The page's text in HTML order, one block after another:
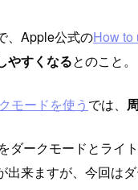
、Apple公式のHow to
やすくなるとのこと。
モードを使う では、
ダークモードとライ
来ますが、今回は